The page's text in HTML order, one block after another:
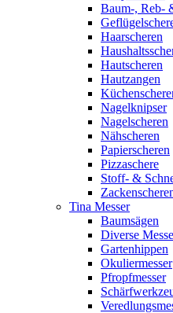
Baum-, Reb-
Haarscheren
Hautscheren
Hautzangen
Nagelknipser
Nagelscheren
Nähscheren
Papierscheren
Pizzaschere
Stoff- &
Tina Messer
Baumsägen
Diverse
Gartenhippen
Okuliermesser
Pfropfmesser